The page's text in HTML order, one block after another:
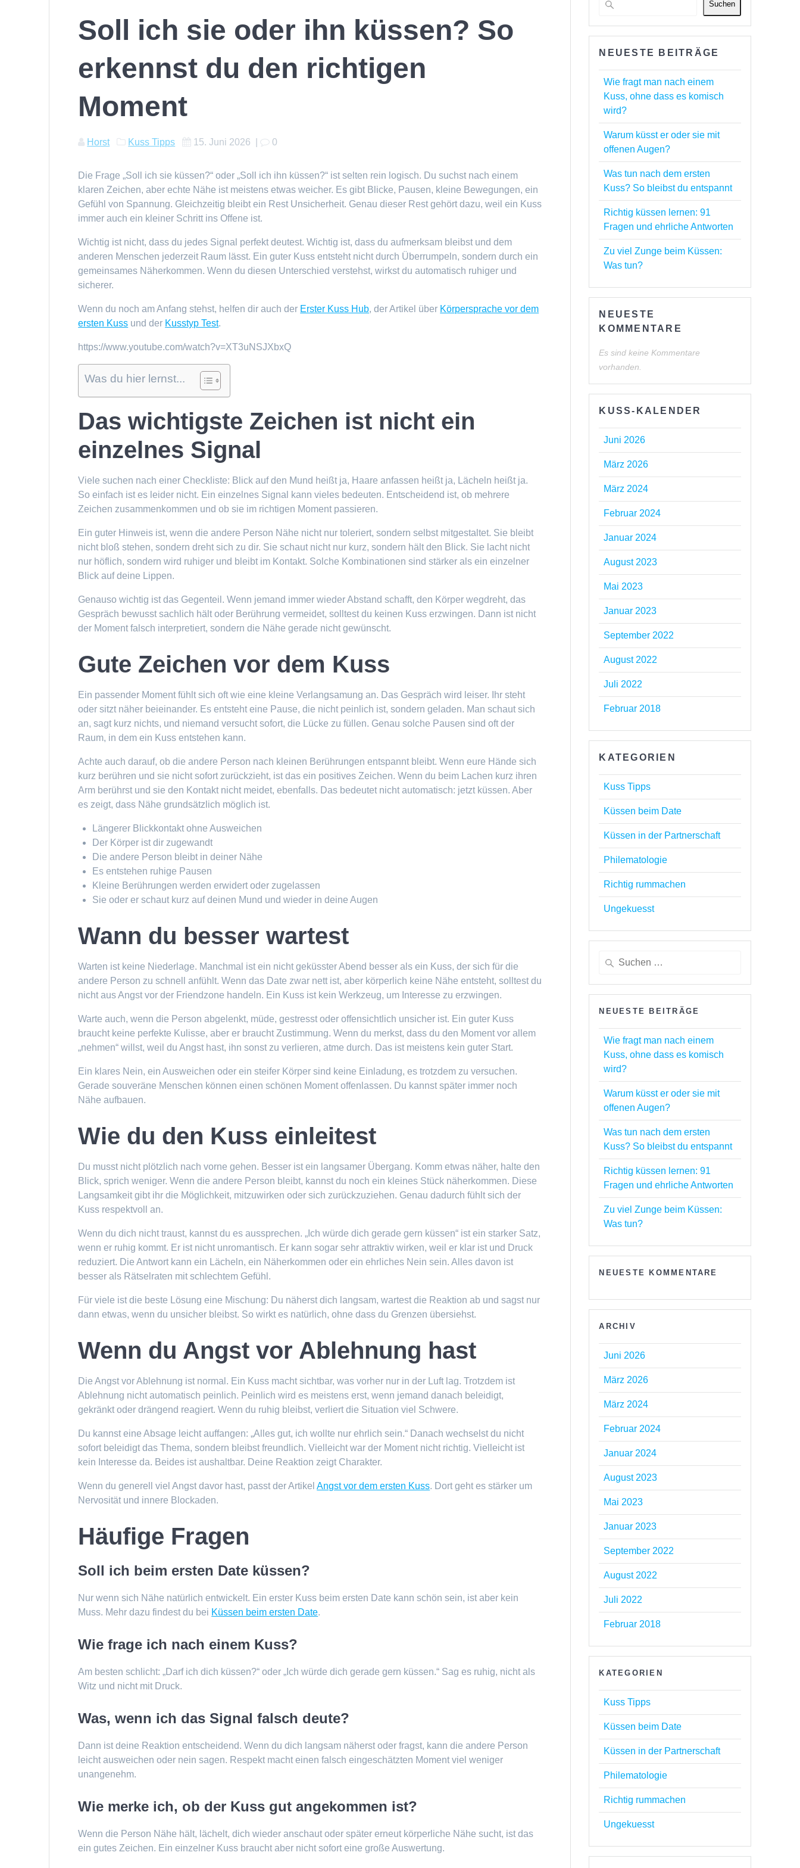
Soll ich sie oder ihn küssen? So
erkennst du den richtigen
Moment
Horst Kuss Tipps 15. Juni 2026 | 0
Die Frage „Soll ich sie küssen?“ oder „Soll ich ihn küssen?“ ist selten rein logisch. Du suchst nach einem
klaren Zeichen, aber echte Nähe ist meistens etwas weicher. Es gibt Blicke, Pausen, kleine Bewegungen, ein
Gefühl von Spannung. Gleichzeitig bleibt ein Rest Unsicherheit. Genau dieser Rest gehört dazu, weil ein Kuss
immer auch ein kleiner Schritt ins Offene ist.
Wichtig ist nicht, dass du jedes Signal perfekt deutest. Wichtig ist, dass du aufmerksam bleibst und dem
anderen Menschen jederzeit Raum lässt. Ein guter Kuss entsteht nicht durch Überrumpeln, sondern durch ein
gemeinsames Näherkommen. Wenn du diesen Unterschied verstehst, wirkst du automatisch ruhiger und
sicherer.
Wenn du noch am Anfang stehst, helfen dir auch der Erster Kuss Hub, der Artikel über Körpersprache vor dem
ersten Kuss und der Kusstyp Test.
https://www.youtube.com/watch?v=XT3uNSJXbxQ
Was du hier lernst...
Das wichtigste Zeichen ist nicht ein
einzelnes Signal
Viele suchen nach einer Checkliste: Blick auf den Mund heißt ja, Haare anfassen heißt ja, Lächeln heißt ja.
So einfach ist es leider nicht. Ein einzelnes Signal kann vieles bedeuten. Entscheidend ist, ob mehrere
Zeichen zusammenkommen und ob sie im richtigen Moment passieren.
Ein guter Hinweis ist, wenn die andere Person Nähe nicht nur toleriert, sondern selbst mitgestaltet. Sie bleibt
nicht bloß stehen, sondern dreht sich zu dir. Sie schaut nicht nur kurz, sondern hält den Blick. Sie lacht nicht
nur höflich, sondern wird ruhiger und bleibt im Kontakt. Solche Kombinationen sind stärker als ein einzelner
Blick auf deine Lippen.
Genauso wichtig ist das Gegenteil. Wenn jemand immer wieder Abstand schafft, den Körper wegdreht, das
Gespräch bewusst sachlich hält oder Berührung vermeidet, solltest du keinen Kuss erzwingen. Dann ist nicht
der Moment falsch interpretiert, sondern die Nähe gerade nicht gewünscht.
Gute Zeichen vor dem Kuss
Ein passender Moment fühlt sich oft wie eine kleine Verlangsamung an. Das Gespräch wird leiser. Ihr steht
oder sitzt näher beieinander. Es entsteht eine Pause, die nicht peinlich ist, sondern geladen. Man schaut sich
an, sagt kurz nichts, und niemand versucht sofort, die Lücke zu füllen. Genau solche Pausen sind oft der
Raum, in dem ein Kuss entstehen kann.
Achte auch darauf, ob die andere Person nach kleinen Berührungen entspannt bleibt. Wenn eure Hände sich
kurz berühren und sie nicht sofort zurückzieht, ist das ein positives Zeichen. Wenn du beim Lachen kurz ihren
Arm berührst und sie den Kontakt nicht meidet, ebenfalls. Das bedeutet nicht automatisch: jetzt küssen. Aber
es zeigt, dass Nähe grundsätzlich möglich ist.
Längerer Blickkontakt ohne Ausweichen
Der Körper ist dir zugewandt
Die andere Person bleibt in deiner Nähe
Es entstehen ruhige Pausen
Kleine Berührungen werden erwidert oder zugelassen
Sie oder er schaut kurz auf deinen Mund und wieder in deine Augen
Wann du besser wartest
Warten ist keine Niederlage. Manchmal ist ein nicht geküsster Abend besser als ein Kuss, der sich für die
andere Person zu schnell anfühlt. Wenn das Date zwar nett ist, aber körperlich keine Nähe entsteht, solltest du
nicht aus Angst vor der Friendzone handeln. Ein Kuss ist kein Werkzeug, um Interesse zu erzwingen.
Warte auch, wenn die Person abgelenkt, müde, gestresst oder offensichtlich unsicher ist. Ein guter Kuss
braucht keine perfekte Kulisse, aber er braucht Zustimmung. Wenn du merkst, dass du den Moment vor allem
„nehmen“ willst, weil du Angst hast, ihn sonst zu verlieren, atme durch. Das ist meistens kein guter Start.
Ein klares Nein, ein Ausweichen oder ein steifer Körper sind keine Einladung, es trotzdem zu versuchen.
Gerade souveräne Menschen können einen schönen Moment offenlassen. Du kannst später immer noch
Nähe aufbauen.
Wie du den Kuss einleitest
Du musst nicht plötzlich nach vorne gehen. Besser ist ein langsamer Übergang. Komm etwas näher, halte den
Blick, sprich weniger. Wenn die andere Person bleibt, kannst du noch ein kleines Stück näherkommen. Diese
Langsamkeit gibt ihr die Möglichkeit, mitzuwirken oder sich zurückzuziehen. Genau dadurch fühlt sich der
Kuss respektvoll an.
Wenn du dich nicht traust, kannst du es aussprechen. „Ich würde dich gerade gern küssen“ ist ein starker Satz,
wenn er ruhig kommt. Er ist nicht unromantisch. Er kann sogar sehr attraktiv wirken, weil er klar ist und Druck
reduziert. Die Antwort kann ein Lächeln, ein Näherkommen oder ein ehrliches Nein sein. Alles davon ist
besser als Rätselraten mit schlechtem Gefühl.
Für viele ist die beste Lösung eine Mischung: Du näherst dich langsam, wartest die Reaktion ab und sagst nur
dann etwas, wenn du unsicher bleibst. So wirkt es natürlich, ohne dass du Grenzen übersiehst.
Wenn du Angst vor Ablehnung hast
Die Angst vor Ablehnung ist normal. Ein Kuss macht sichtbar, was vorher nur in der Luft lag. Trotzdem ist
Ablehnung nicht automatisch peinlich. Peinlich wird es meistens erst, wenn jemand danach beleidigt,
gekränkt oder drängend reagiert. Wenn du ruhig bleibst, verliert die Situation viel Schwere.
Du kannst eine Absage leicht auffangen: „Alles gut, ich wollte nur ehrlich sein.“ Danach wechselst du nicht
sofort beleidigt das Thema, sondern bleibst freundlich. Vielleicht war der Moment nicht richtig. Vielleicht ist
kein Interesse da. Beides ist aushaltbar. Deine Reaktion zeigt Charakter.
Wenn du generell viel Angst davor hast, passt der ArtikelAngst vor dem ersten Kuss. Dort geht es stärker um
Nervosität und innere Blockaden.
Häufige Fragen
Soll ich beim ersten Date küssen?
Nur wenn sich Nähe natürlich entwickelt. Ein erster Kuss beim ersten Date kann schön sein, ist aber kein
Muss. Mehr dazu findest du bei Küssen beim ersten Date.
Wie frage ich nach einem Kuss?
Am besten schlicht: „Darf ich dich küssen?“ oder „Ich würde dich gerade gern küssen.“ Sag es ruhig, nicht als
Witz und nicht mit Druck.
Was, wenn ich das Signal falsch deute?
Dann ist deine Reaktion entscheidend. Wenn du dich langsam näherst oder fragst, kann die andere Person
leicht ausweichen oder nein sagen. Respekt macht einen falsch eingeschätzten Moment viel weniger
unangenehm.
Wie merke ich, ob der Kuss gut angekommen ist?
Wenn die Person Nähe hält, lächelt, dich wieder anschaut oder später erneut körperliche Nähe sucht, ist das
ein gutes Zeichen. Ein einzelner Kuss braucht aber nicht sofort eine große Auswertung.
Suchen
NEUESTE BEITRÄGE
Wie fragt man nach einem
Kuss, ohne dass es komisch
wird?
Warum küsst er oder sie mit
offenen Augen?
Was tun nach dem ersten
Kuss? So bleibst du entspannt
Richtig küssen lernen: 91
Fragen und ehrliche Antworten
Zu viel Zunge beim Küssen:
Was tun?
NEUESTE
KOMMENTARE
Es sind keine Kommentare
vorhanden.
KUSS-KALENDER
Juni 2026
März 2026
März 2024
Februar 2024
Januar 2024
August 2023
Mai 2023
Januar 2023
September 2022
August 2022
Juli 2022
Februar 2018
KATEGORIEN
Kuss Tipps
Küssen beim Date
Küssen in der Partnerschaft
Philematologie
Richtig rummachen
Ungekuesst
Suchen
NEUESTE BEITRÄGE
Wie fragt man nach einem
Kuss, ohne dass es komisch
wird?
Warum küsst er oder sie mit
offenen Augen?
Was tun nach dem ersten
Kuss? So bleibst du entspannt
Richtig küssen lernen: 91
Fragen und ehrliche Antworten
Zu viel Zunge beim Küssen:
Was tun?
NEUESTE KOMMENTARE
ARCHIV
Juni 2026
März 2026
März 2024
Februar 2024
Januar 2024
August 2023
Mai 2023
Januar 2023
September 2022
August 2022
Juli 2022
Februar 2018
KATEGORIEN
Kuss Tipps
Küssen beim Date
Küssen in der Partnerschaft
Philematologie
Richtig rummachen
Ungekuesst